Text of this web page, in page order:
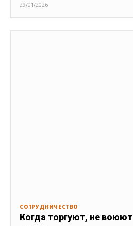
29/01/2026
СОТРУДНИЧЕСТВО
Когда торгуют, не воюют